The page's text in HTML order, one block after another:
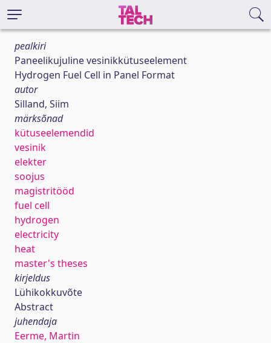
pealkiri
Paneelikujuline vesinikkütuseelement
Hydrogen Fuel Cell in Panel Format
autor
Silland, Siim
märksõnad
kütuseelemendid
vesinik
elekter
soojus
magistritööd
fuel cell
hydrogen
electricity
heat
master's theses
kirjeldus
Lühikokkuvõte
Abstract
juhendaja
Eerme, Martin